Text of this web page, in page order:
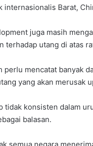
Barat,
juga masih
terhadap utang di atas
perlu mencatat banyak
yang akan merusak
tidak konsisten dalam
balasan.